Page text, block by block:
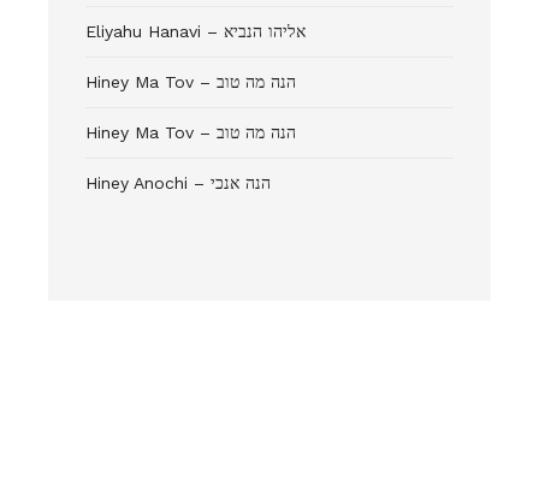
Eliyahu Hanavi – אליהו הנביא
Hiney Ma Tov – הנה מה טוב
Hiney Ma Tov – הנה מה טוב
Hiney Anochi – הנה אנכי